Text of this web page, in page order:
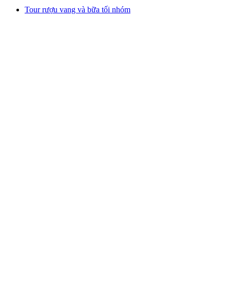
Tour rượu vang và bữa tối nhóm